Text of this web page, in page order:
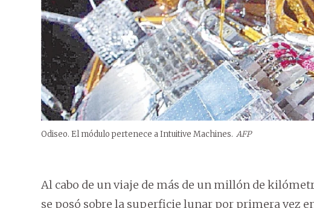
Odiseo. El módulo pertenece a Intuitive Machines. AFP
Al cabo de un viaje de más de un millón de
se posó sobre la superficie lunar por primera vez